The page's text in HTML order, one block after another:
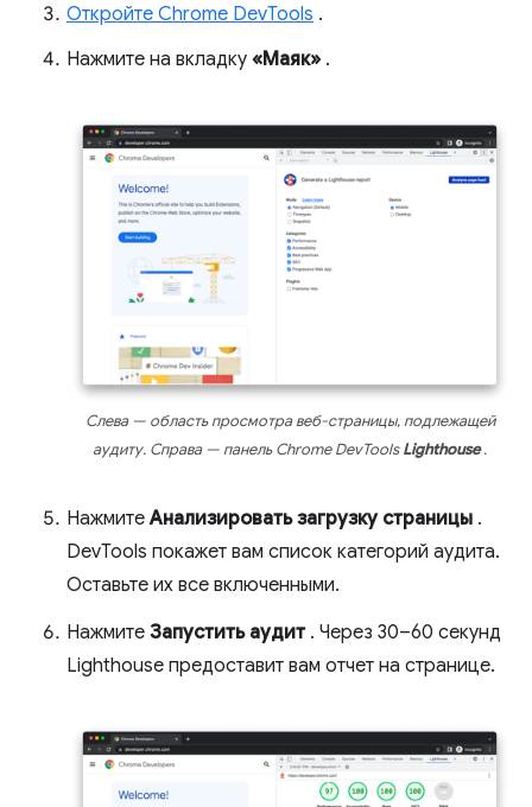
Откройте Chrome DevTools .
Нажмите на вкладку «Маяк» .
Слева — область просмотра веб-страницы, подлежащей
аудиту. Справа — панель Chrome DevToolsLighthouse.
НажмитеАнализировать загрузку страницы .
DevTools покажет вам список категорий аудита.
Оставьте их все включенными.
Нажмите Запустить аудит. Через 30–60 секунд
Lighthouse предоставит вам отчет на странице.